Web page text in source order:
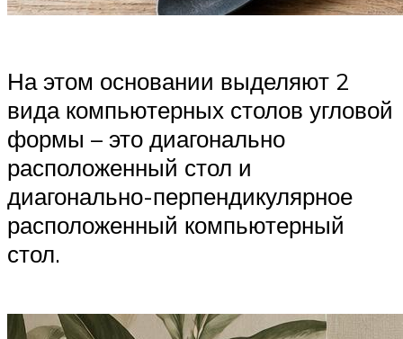
На этом основании выделяют 2
вида компьютерных столов угловой
формы – это диагонально
расположенный стол и
диагонально-перпендикулярное
расположенный компьютерный
стол.